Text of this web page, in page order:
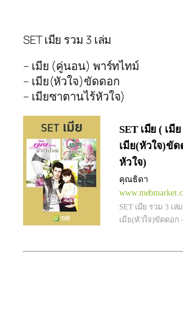
SET เมีย รวม 3 เล่ม
– เมีย (คู่นอน) พาร์ทไทม์
– เมีย(หัวใจ)ขัดดอก
– เมียซาตานไร้หัวใจ)
SET เมีย ( เ
เมีย(หัวใจ)ขั
หัวใจ)
คุณธิดา
SET เมีย รวม 3 เ
เมีย(หัวใจ)ขัดดอก